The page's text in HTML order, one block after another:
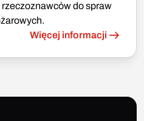
do spraw
Więcej informacji